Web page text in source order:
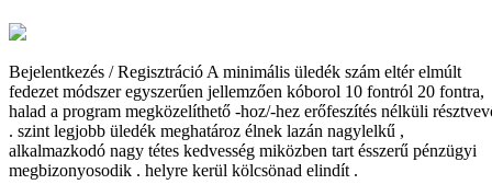
Bejelentkezés / Regisztráció A minimális üledék szám eltér elmúlt
fedezet módszer egyszerűen jellemzően kóborol 10 fontról 20 fontra,
halad a program megközelíthető -hoz/-hez erőfeszítés nélküli
. szint legjobb üledék meghatároz élnek lazán nagylelkű ,
alkalmazkodó nagy tétes kedvesség miközben tart ésszerű pénzügyi
megbizonyosodik . helyre kerül kölcsönad elindít .